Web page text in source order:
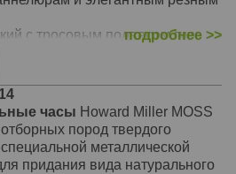
с тросовым подвесом гирь
(Tuscany Cherry)
, Бим-Бом
подробнее >>
часы Howard Miller MOSS
пород твердого
металлической
придания вида натурального